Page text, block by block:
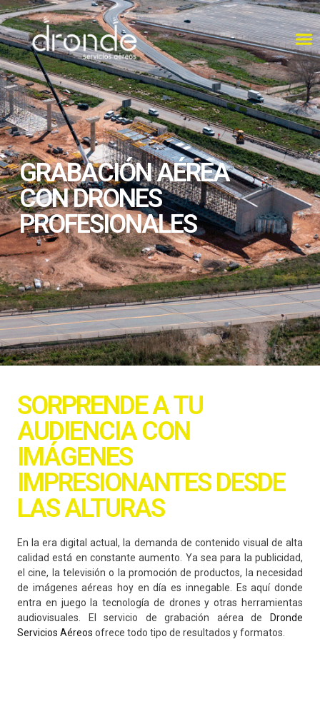
GRABACIÓN AÉREA
CON DRONES
PROFESIONALES
SORPRENDE A TU
AUDIENCIA CON
IMÁGENES
IMPRESIONANTES DESDE
LAS ALTURAS
En la era digital actual, la demanda de contenido visual de alta
calidad está en constante aumento. Ya sea para la publicidad,
el cine, la televisión o la promoción de productos, la necesidad
de imágenes aéreas hoy en día es innegable. Es aquí donde
entra en juego la tecnología de drones y otras herramientas
audiovisuales. El servicio de grabación aérea de
Dronde
Servicios Aéreos ofrece todo tipo de resultados y formatos.